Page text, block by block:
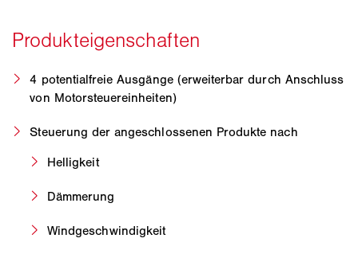
4 potentialfreie Ausgänge (erweiterbar durch Anschluss
von Motorsteuereinheiten)
Steuerung der angeschlossenen Produkte nach
Helligkeit
Dämmerung
Windgeschwindigkeit